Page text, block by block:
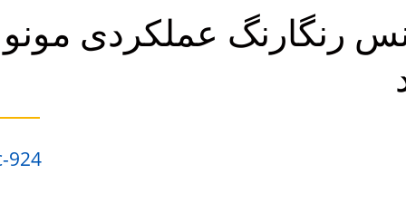
با دو مخزن، آموزش
غواصی پشت‌مونی در
| گیج‌های غواصی |
رنگارنگ عملکردی مونو
924